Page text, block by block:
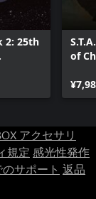
2: 25th
of
アクセサリ
規定 感光性発作
サポート 返品